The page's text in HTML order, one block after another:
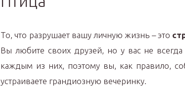
То, что разрушает вашу личную жизнь – это
Вы любите своих друзей, но у вас не
каждым из них, поэтому вы, как правило,
устраиваете грандиозную вечеринку.